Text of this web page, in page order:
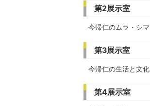
第2展示室
今帰仁のムラ・シマ
第3展示室
今帰仁の生活と文化
第4展示室